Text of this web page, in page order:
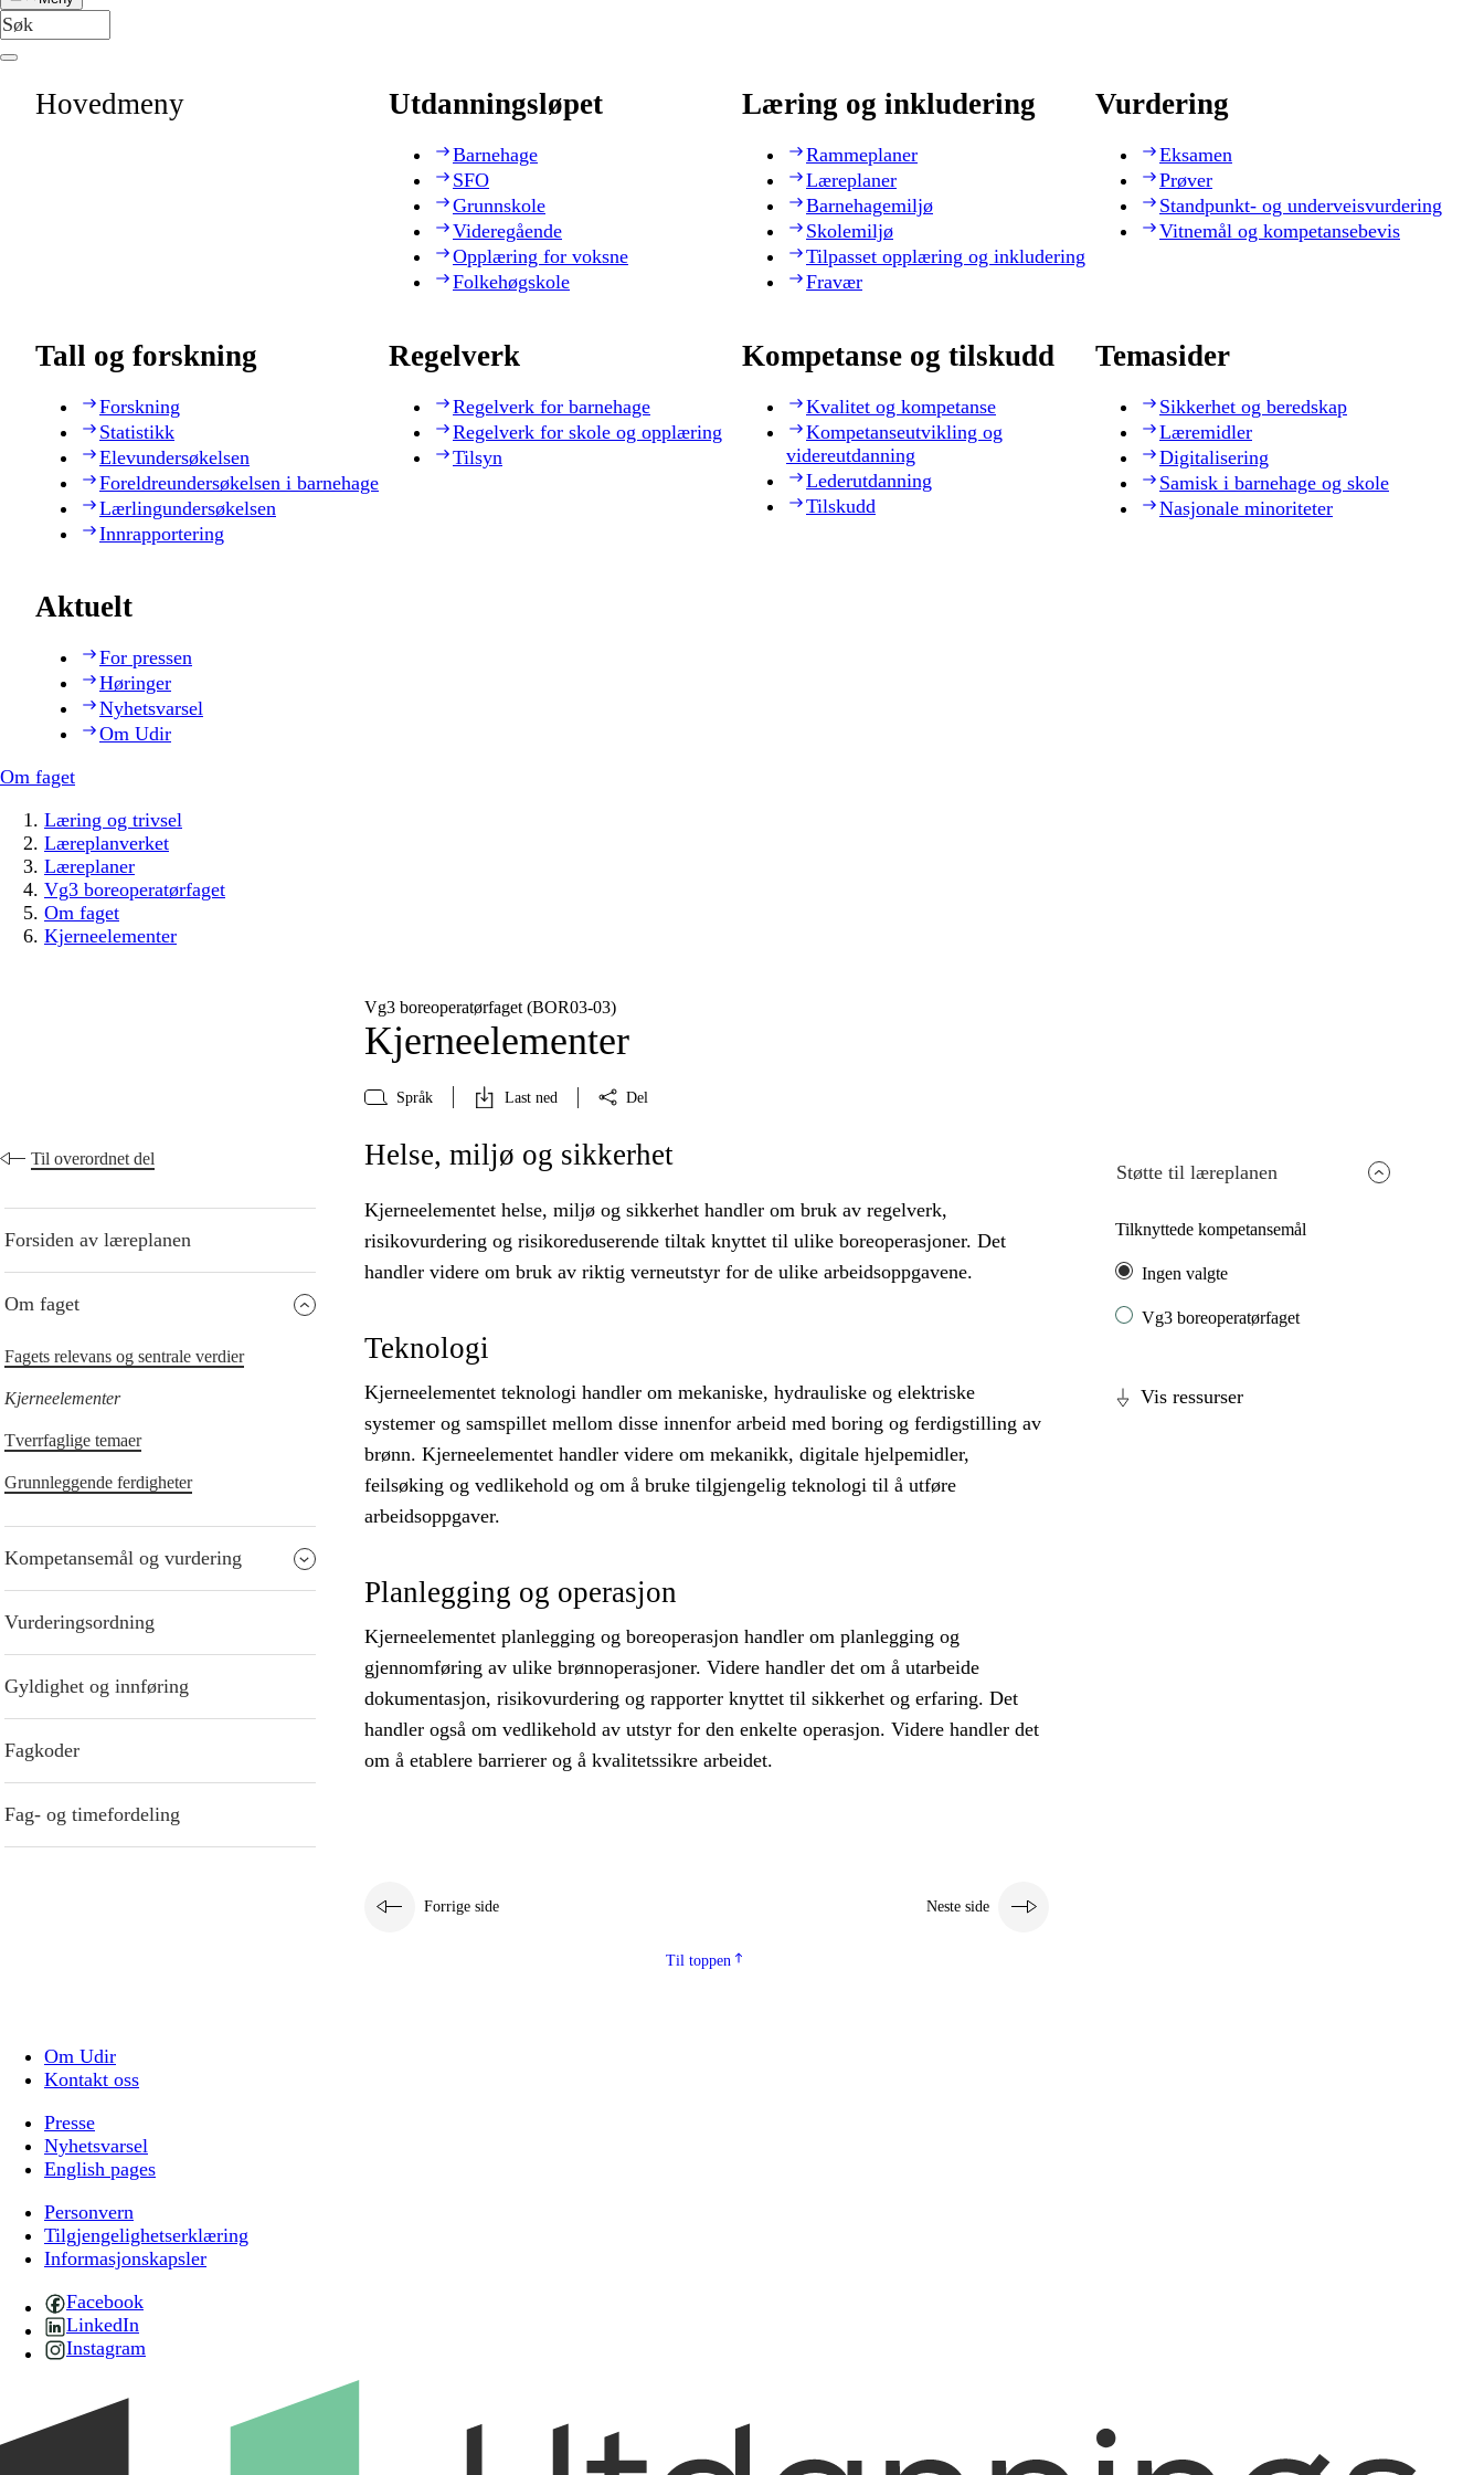
Hovedmeny Utdanningsløpet
Barnehage
SFO
Grunnskole
Videregående
Opplæring for voksne
Folkehøgskole
Læring og inkludering
Rammeplaner
Læreplaner
Barnehagemiljø
Skolemiljø
Tilpasset opplæring og inkludering
Fravær
Vurdering
Eksamen
Prøver
Standpunkt- og underveisvurdering
Vitnemål og kompetansebevis
Tall og forskning
Forskning
Statistikk
Elevundersøkelsen
Foreldreundersøkelsen i barnehage
Lærlingundersøkelsen
Innrapportering
Regelverk
Regelverk for barnehage
Regelverk for skole og opplæring
Tilsyn
Kompetanse og tilskudd
Kvalitet og kompetanse
Kompetanseutvikling og
videreutdanning
Lederutdanning
Tilskudd
Temasider
Sikkerhet og beredskap
Læremidler
Digitalisering
Samisk i barnehage og skole
Nasjonale minoriteter
Aktuelt
For pressen
Høringer
Nyhetsvarsel
Om Udir
Om faget
Læring og trivsel
Læreplanverket
Læreplaner
Vg3 boreoperatørfaget
Om faget
Kjerneelementer
Vg3 boreoperatørfaget (BOR03‑03)
Kjerneelementer
Språk Last ned Del
Til overordnet del
Forsiden av læreplanen
Om faget
Fagets relevans og sentrale verdier
Kjerneelementer
Tverrfaglige temaer
Grunnleggende ferdigheter
Kompetansemål og vurdering
Vurderingsordning
Gyldighet og innføring
Fagkoder
Fag- og timefordeling
Støtte til læreplanen
Tilknyttede kompetansemål
Ingen valgte
Vg3 boreoperatørfaget
Vis ressurser
Helse, miljø og sikkerhet
Kjerneelementet helse, miljø og sikkerhet handler om bruk av regelverk,
risikovurdering og risikoreduserende tiltak knyttet til ulike boreoperasjoner. Det
handler videre om bruk av riktig verneutstyr for de ulike arbeidsoppgavene.
Teknologi
Kjerneelementet teknologi handler om mekaniske, hydrauliske og elektriske
systemer og samspillet mellom disse innenfor arbeid med boring og ferdigstilling av
brønn. Kjerneelementet handler videre om mekanikk, digitale hjelpemidler,
feilsøking og vedlikehold og om å bruke tilgjengelig teknologi til å utføre
arbeidsoppgaver.
Planlegging og operasjon
Kjerneelementet planlegging og boreoperasjon handler om planlegging og
gjennomføring av ulike brønnoperasjoner. Videre handler det om å utarbeide
dokumentasjon, risikovurdering og rapporter knyttet til sikkerhet og erfaring. Det
handler også om vedlikehold av utstyr for den enkelte operasjon. Videre handler det
om å etablere barrierer og å kvalitetssikre arbeidet.
Forrige side Neste side
Til toppen
Om Udir
Kontakt oss
Presse
Nyhetsvarsel
English pages
Personvern
Tilgjengelighetserklæring
Informasjonskapsler
Facebook
LinkedIn
Instagram